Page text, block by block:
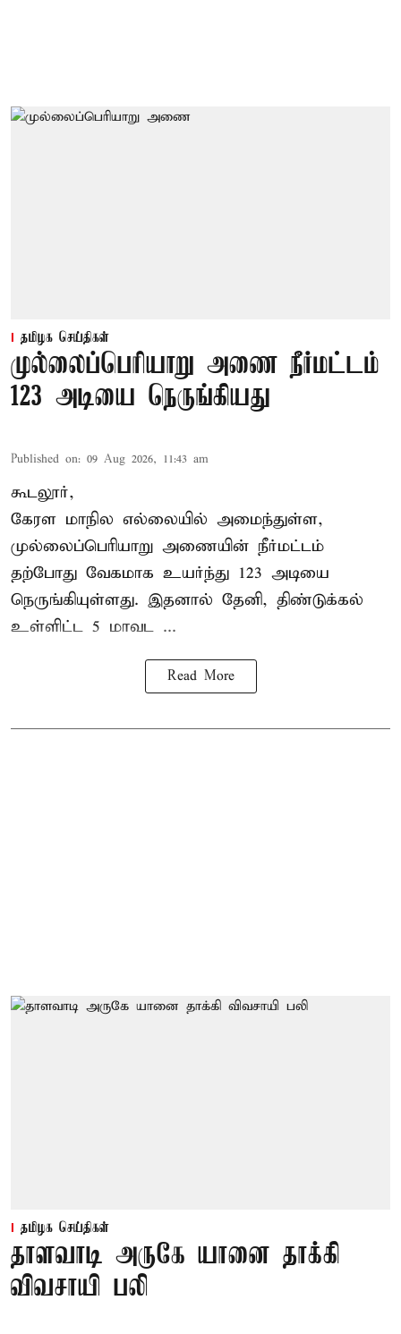
தமிழக செய்திகள்
முல்லைப்பெரியாறு அணை நீர்மட்டம்
123 அடியை நெருங்கியது
Published on: 09 Aug 2026, 11:43 am
கூடலூர்,
கேரள மாநில எல்லையில் அமைந்துள்ள,
முல்லைப்பெரியாறு அணையின் நீர்மட்டம்
தற்போது வேகமாக உயர்ந்து 123 அடியை
நெருங்கியுள்ளது. இதனால் தேனி, திண்டுக்கல்
உள்ளிட்ட 5 மாவட ...
Read More
தமிழக செய்திகள்
தாளவாடி அருகே யானை தாக்கி
விவசாயி பலி